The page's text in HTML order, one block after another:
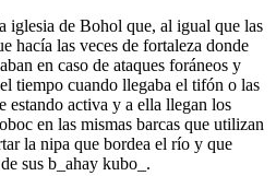
iglesia de Bohol que, al igual que las
hacía las veces de fortaleza donde
en caso de ataques foráneos y
tiempo cuando llegaba el tifón o las
estando activa y a ella llegan los
en las mismas barcas que utilizan
la nipa que bordea el río y que
sus b_ahay kubo_.